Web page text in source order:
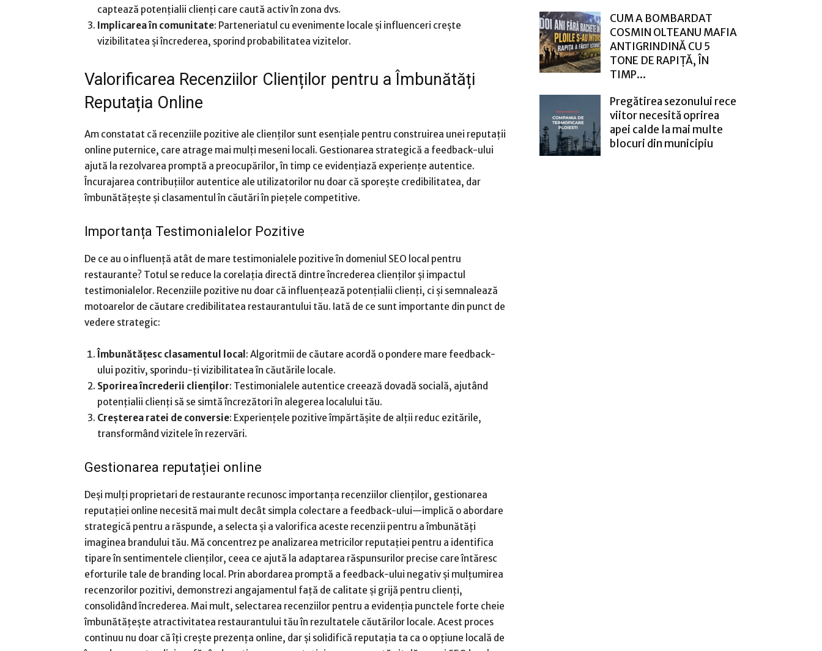
captează potențialii clienți care caută activ în zona dvs.
Implicarea în comunitate: Parteneriatul cu evenimente locale și influenceri crește
vizibilitatea și încrederea, sporind probabilitatea vizitelor.
Valorificarea Recenziilor Clienților pentru a Îmbunătăți
Reputația Online
Am constatat că recenziile pozitive ale clienților sunt esențiale pentru construirea unei reputații
online puternice, care atrage mai mulți meseni locali. Gestionarea strategică a feedback-ului
ajută la rezolvarea promptă a preocupărilor, în timp ce evidențiază experiențe autentice.
Încurajarea contribuțiilor autentice ale utilizatorilor nu doar că sporește credibilitatea, dar
îmbunătățește și clasamentul în căutări în piețele competitive.
Importanța Testimonialelor Pozitive
De ce au o influență atât de mare testimonialele pozitive în domeniul SEO local pentru
restaurante? Totul se reduce la corelația directă dintre încrederea clienților și impactul
testimonialelor. Recenziile pozitive nu doar că influențează potențialii clienți, ci și semnalează
motoarelor de căutare credibilitatea restaurantului tău. Iată de ce sunt importante din punct de
vedere strategic:
Îmbunătățesc clasamentul local : Algoritmii de căutare acordă o pondere mare feedback-
ului pozitiv, sporindu-ți vizibilitatea în căutările locale.
Sporirea încrederii clienților: Testimonialele autentice creează dovadă socială, ajutând
potențialii clienți să se simtă încrezători în alegerea localului tău.
Creșterea ratei de conversie: Experiențele pozitive împărtășite de alții reduc ezitările,
transformând vizitele în rezervări.
Gestionarea reputației online
Deși mulți proprietari de restaurante recunosc importanța recenziilor clienților, gestionarea
reputației online necesită mai mult decât simpla colectare a feedback-ului—implică o abordare
strategică pentru a răspunde, a selecta și a valorifica aceste recenzii pentru a îmbunătăți
imaginea brandului tău. Mă concentrez pe analizarea metricilor reputației pentru a identifica
tipare în sentimentele clienților, ceea ce ajută la adaptarea răspunsurilor precise care întăresc
eforturile tale de branding local. Prin abordarea promptă a feedback-ului negativ și mulțumirea
recenzorilor pozitivi, demonstrezi angajamentul față de calitate și grijă pentru clienți,
consolidând încrederea. Mai mult, selectarea recenziilor pentru a evidenția punctele forte cheie
îmbunătățește atractivitatea restaurantului tău în rezultatele căutărilor locale. Acest proces
continuu nu doar că îți crește prezența online, dar și solidifică reputația ta ca o opțiune locală de
CUM A BOMBARDAT
COSMIN OLTEANU MAFIA
ANTIGRINDINĂ CU 5
TONE DE RAPIȚĂ, ÎN
TIMP...
Pregătirea sezonului rece
viitor necesită oprirea
apei calde la mai multe
blocuri din municipiu